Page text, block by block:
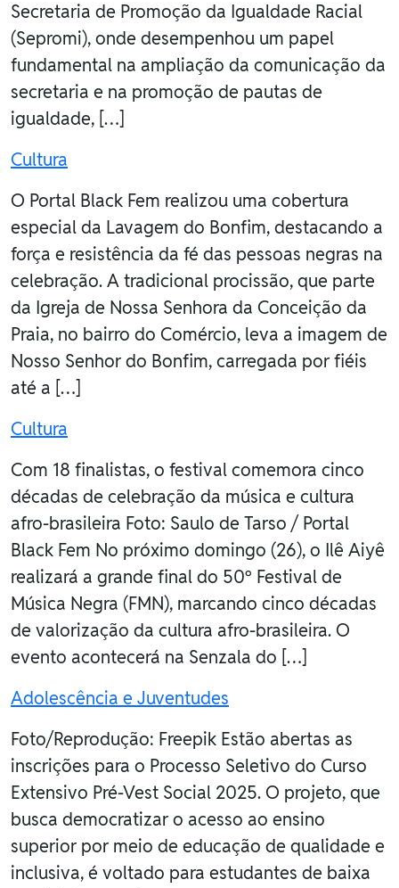
Secretaria de Promoção da Igualdade Racial
(Sepromi), onde desempenhou um papel
fundamental na ampliação da comunicação da
secretaria e na promoção de pautas de
igualdade, […]
Cultura
O Portal Black Fem realizou uma cobertura
especial da Lavagem do Bonfim, destacando a
força e resistência da fé das pessoas negras na
celebração. A tradicional procissão, que parte
da Igreja de Nossa Senhora da Conceição da
Praia, no bairro do Comércio, leva a imagem de
Nosso Senhor do Bonfim, carregada por fiéis
até a […]
Cultura
Com 18 finalistas, o festival comemora cinco
décadas de celebração da música e cultura
afro-brasileira Foto: Saulo de Tarso / Portal
Black Fem No próximo domingo (26), o Ilê Aiyê
realizará a grande final do 50º Festival de
Música Negra (FMN), marcando cinco décadas
de valorização da cultura afro-brasileira. O
evento acontecerá na Senzala do […]
Adolescência e Juventudes
Foto/Reprodução: Freepik Estão abertas as
inscrições para o Processo Seletivo do Curso
Extensivo Pré-Vest Social 2025. O projeto, que
busca democratizar o acesso ao ensino
superior por meio de educação de qualidade e
inclusiva, é voltado para estudantes de baixa